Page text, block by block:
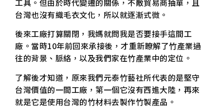
工具。但由於時代變遷的關係，不敵貿易商抽單，且
台灣也沒有織毛衣文化，所以就逐漸式微。
後來工廠打算關閉，我媽就問我是否要接手這間工
廠。當時10年前回來承接後，才重新瞭解了竹產業過
往的背景、脈絡，以及我們家在竹產業中的定位。
了解後才知道，原來我們元泰竹藝社所代表的是堅守
台灣價值的一間工廠，第一個它沒有西進大陸，再來
就是它是使用台灣的竹材料去製作竹製產品。